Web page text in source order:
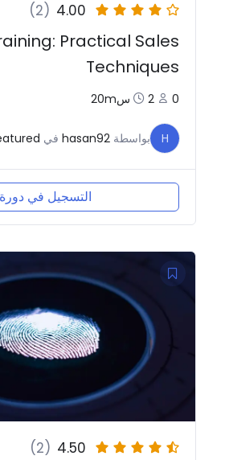
4.00
(2)
Practical Sales
Techniques
0 2س20m
H بواسطة hasan92 في
التسجيل في دورة
4.50
(2)